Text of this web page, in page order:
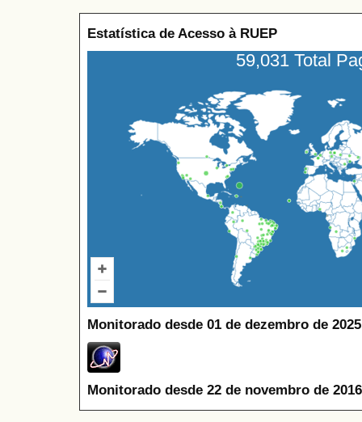
Estatística de Acesso à RUEP
59,031 Total
Monitorado desde 01 de dezembro de
Monitorado desde 22 de novembro de